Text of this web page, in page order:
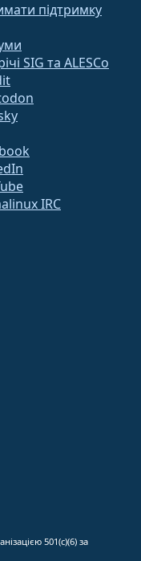
підтримку
SIG та ALESCo
IRC
501(c)(6) за